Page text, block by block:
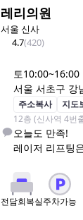
레리의원
서울 신사
4.7(420)
토10:00~16:00
서울 서초구 강
주소복사
지도
12층 (신사역 4번
오늘도 만족!
레이저 리프팅
전담회복실주차가능